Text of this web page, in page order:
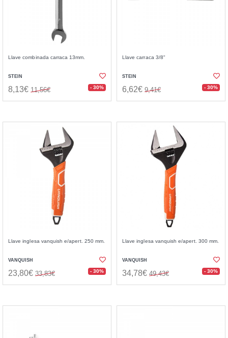
Llave combinada carraca 13mm.
STEIN
8,13€ 11,56€ - 30%
Llave carraca 3/8"
STEIN
6,62€ 9,41€ - 30%
Llave inglesa vanquish e/apert. 250 mm.
VANQUISH
23,80€ 33,83€ - 30%
Llave inglesa vanquish e/apert. 300 mm.
VANQUISH
34,78€ 49,43€ - 30%